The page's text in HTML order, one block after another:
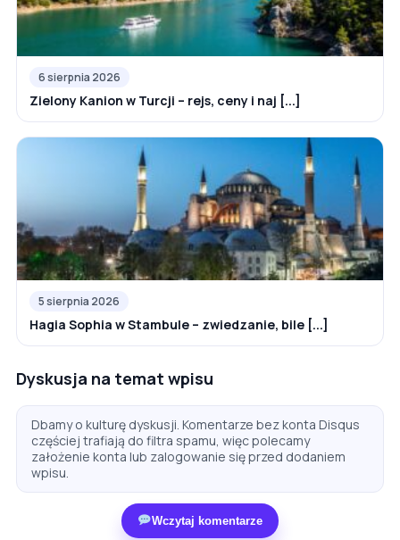
6 sierpnia 2026
Zielony Kanion w Turcji – rejs, ceny i naj [...]
5 sierpnia 2026
Hagia Sophia w Stambule – zwiedzanie, bile [...]
Dyskusja na temat wpisu
Dbamy o kulturę dyskusji. Komentarze bez konta Disqus
częściej trafiają do filtra spamu, więc polecamy
założenie konta lub zalogowanie się przed dodaniem
wpisu.
Wczytaj komentarze